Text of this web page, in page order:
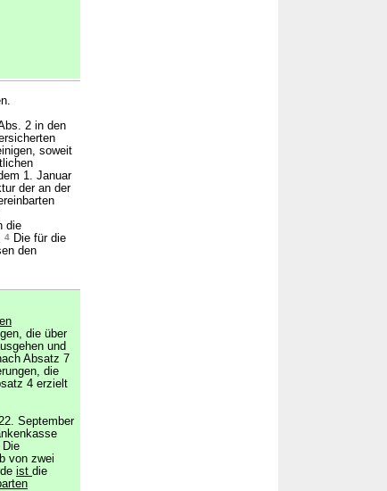
2 in den
soweit
1. Januar
der an der
die
4 Die für die
den
die über
und
Absatz 7
die
4 erzielt
September
Die
von zwei
ist die